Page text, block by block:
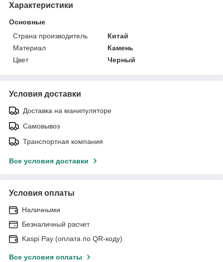
Характеристики
Основные
Страна производитель
Китай
Материал
Камень
Цвет
Черный
Условия доставки
Доставка на манипуляторе
Самовывоз
Транспортная компания
Все условия доставки
Условия оплаты
Наличными
Безналичный расчет
Kaspi Pay (оплата по QR-коду)
Все условия оплаты